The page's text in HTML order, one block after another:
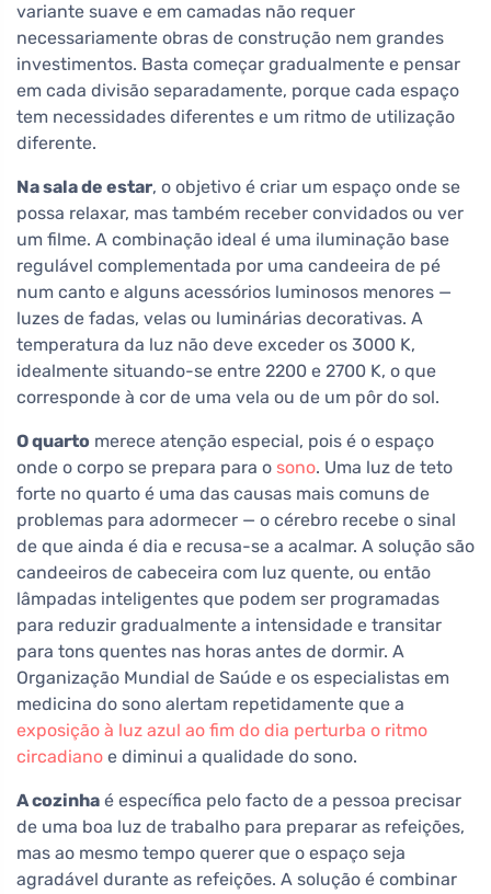
variante suave e em camadas não requer
necessariamente obras de construção nem grandes
investimentos. Basta começar gradualmente e pensar
em cada divisão separadamente, porque cada espaço
tem necessidades diferentes e um ritmo de utilização
diferente.
Na sala de estar, o objetivo é criar um espaço onde se
possa relaxar, mas também receber convidados ou ver
um filme. A combinação ideal é uma iluminação base
regulável complementada por uma candeeira de pé
num canto e alguns acessórios luminosos menores —
luzes de fadas, velas ou luminárias decorativas. A
temperatura da luz não deve exceder os 3000 K,
idealmente situando-se entre 2200 e 2700 K, o que
corresponde à cor de uma vela ou de um pôr do sol.
O quarto merece atenção especial, pois é o espaço
onde o corpo se prepara para o sono. Uma luz de teto
forte no quarto é uma das causas mais comuns de
problemas para adormecer — o cérebro recebe o sinal
de que ainda é dia e recusa-se a acalmar. A solução são
candeeiros de cabeceira com luz quente, ou então
lâmpadas inteligentes que podem ser programadas
para reduzir gradualmente a intensidade e transitar
para tons quentes nas horas antes de dormir. A
Organização Mundial de Saúde e os especialistas em
medicina do sono alertam repetidamente que a
exposição à luz azul ao fim do dia perturba o ritmo
circadiano e diminui a qualidade do sono.
A cozinha é específica pelo facto de a pessoa precisar
de uma boa luz de trabalho para preparar as refeições,
mas ao mesmo tempo querer que o espaço seja
agradável durante as refeições. A solução é combinar